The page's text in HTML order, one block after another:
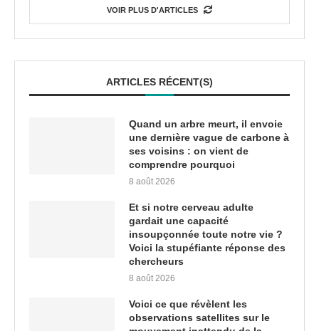
VOIR PLUS D'ARTICLES
ARTICLES RÉCENT(S)
Quand un arbre meurt, il envoie
une dernière vague de carbone à
ses voisins : on vient de
comprendre pourquoi
8 août 2026
Et si notre cerveau adulte
gardait une capacité
insoupçonnée toute notre vie ?
Voici la stupéfiante réponse des
chercheurs
8 août 2026
Voici ce que révèlent les
observations satellites sur le